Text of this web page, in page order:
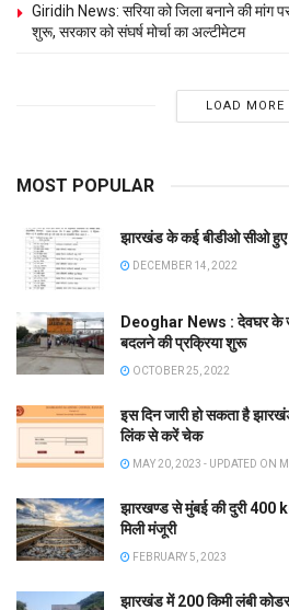
Giridih News: सरिया को जिला बनाने की
शुरू, सरकार को संघर्ष मोर्चा का अल्टीमेटम
LOAD MORE
MOST POPULAR
झारखंड के कई बीडीओ सीओ हुए
DECEMBER 14, 2022
Deoghar News : देवघर के
बदलने की प्रक्रिया शुरू
OCTOBER 25, 2022
इस दिन जारी हो सकता है
लिंक से करें चेक
MAY 20, 2023 - UPDATED ON
झारखण्ड से मुंबई की दुरी 400
मिली मंजूरी
FEBRUARY 5, 2023
झारखंड में 200 किमी लंबी